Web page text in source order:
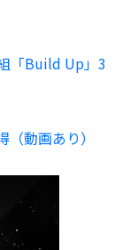
「Build Up」3
動画あり）